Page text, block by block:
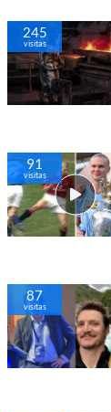
245
visitas
91
visitas
87
visitas